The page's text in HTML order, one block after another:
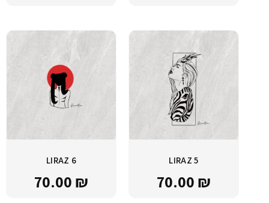
LIRAZ 5
70.00 ₪
LIRAZ 6
70.00 ₪